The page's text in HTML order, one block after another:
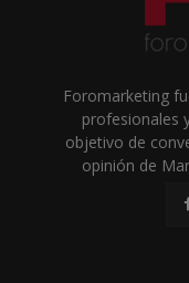
Foromarketing
profesionales
objetivo de
opinión de